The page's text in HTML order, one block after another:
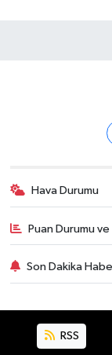
Hava Durumu
Puan Durumu
Son Dakika
RSS